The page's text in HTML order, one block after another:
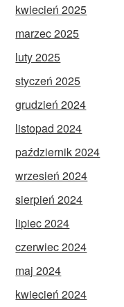
kwiecień 2025
marzec 2025
luty 2025
styczeń 2025
grudzień 2024
listopad 2024
październik 2024
wrzesień 2024
sierpień 2024
lipiec 2024
czerwiec 2024
maj 2024
kwiecień 2024